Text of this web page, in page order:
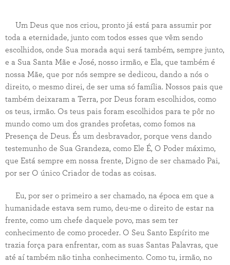
Um Deus que nos criou, pronto já está para assumir por
toda a eternidade, junto com todos esses que vêm sendo
escolhidos, onde Sua morada aqui será também, sempre junto,
e a Sua Santa Mãe e José, nosso irmão, e Ela, que também é
nossa Mãe, que por nós sempre se dedicou, dando a nós o
direito, o mesmo direi, de ser uma só família. Nossos pais que
também deixaram a Terra, por Deus foram escolhidos, como
os teus, irmão. Os teus pais foram escolhidos para te pôr no
mundo como um dos grandes profetas, como fomos na
Presença de Deus. És um desbravador, porque vens dando
testemunho de Sua Grandeza, como Ele É, O Poder máximo,
que Está sempre em nossa frente, Digno de ser chamado Pai,
por ser O único Criador de todas as coisas.
Eu, por ser o primeiro a ser chamado, na época em que a
humanidade estava sem rumo, deu-me o direito de estar na
frente, como um chefe daquele povo, mas sem ter
conhecimento de como proceder. O Seu Santo Espírito me
trazia força para enfrentar, com as suas Santas Palavras, que
até aí também não tinha conhecimento. Como tu, irmão, no